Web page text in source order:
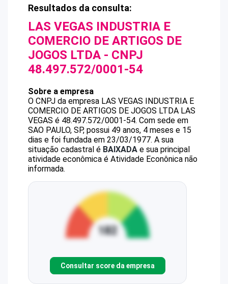
Resultados da consulta:
LAS VEGAS INDUSTRIA E
COMERCIO DE ARTIGOS DE
JOGOS LTDA - CNPJ
48.497.572/0001-54
Sobre a empresa
O CNPJ da empresa LAS VEGAS INDUSTRIA E
COMERCIO DE ARTIGOS DE JOGOS LTDA LAS
VEGAS é 48.497.572/0001-54. Com sede em
SAO PAULO, SP, possui 49 anos, 4 meses e 15
dias e foi fundada em 23/03/1977. A sua
situação cadastral é BAIXADA e sua principal
atividade econômica é Atividade Econônica não
informada.
Consultar score da empresa